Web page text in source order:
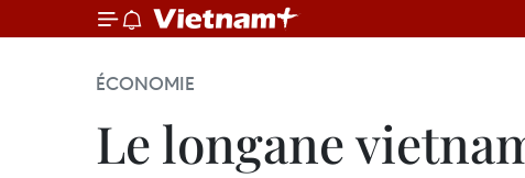
ÉCONOMIE
Le longane